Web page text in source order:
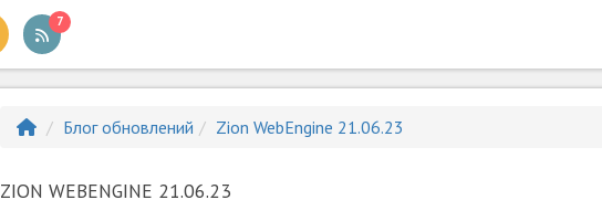
7
Блог обновлений Zion WebEngine 21.06.23
ZION WEBENGINE 21.06.23